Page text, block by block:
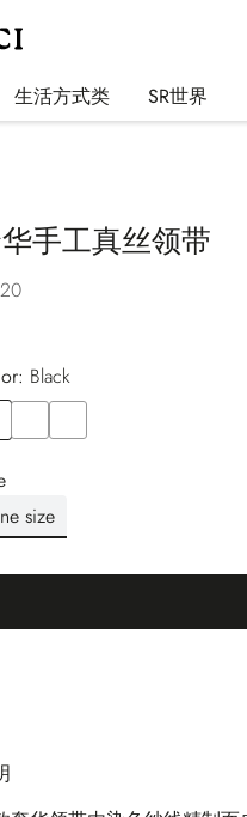
生活方式类 SR世界
手工真丝领带
black
size